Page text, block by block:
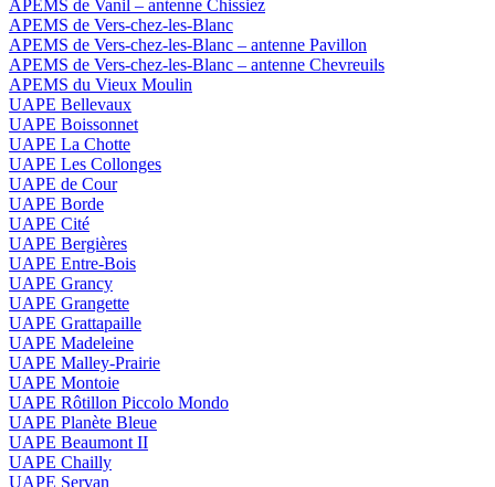
APEMS de Vanil – antenne Chissiez
APEMS de Vers-chez-les-Blanc
APEMS de Vers-chez-les-Blanc – antenne Pavillon
APEMS de Vers-chez-les-Blanc – antenne Chevreuils
APEMS du Vieux Moulin
UAPE Bellevaux
UAPE Boissonnet
UAPE La Chotte
UAPE Les Collonges
UAPE de Cour
UAPE Borde
UAPE Cité
UAPE Bergières
UAPE Entre-Bois
UAPE Grancy
UAPE Grangette
UAPE Grattapaille
UAPE Madeleine
UAPE Malley-Prairie
UAPE Montoie
UAPE Rôtillon Piccolo Mondo
UAPE Planète Bleue
UAPE Beaumont II
UAPE Chailly
UAPE Servan